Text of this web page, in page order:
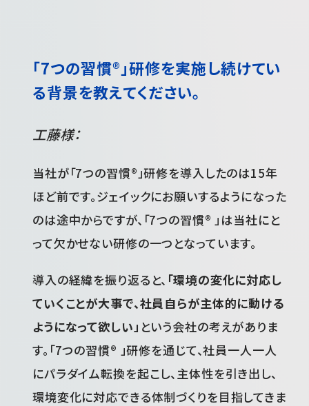
「7つの習慣®」研修を実施し続けてい
る背景を教えてください。
工藤様：
当社が「7つの習慣®」研修を導入したのは15年
ほど前です。ジェイックにお願いするようになった
のは途中からですが、「7つの習慣® 」は当社にと
って欠かせない研修の一つとなっています。
導入の経緯を振り返ると、 「環境の変化に対応し
ていくことが大事で、社員自らが主体的に動ける
ようになって欲しい」 という会社の考えがありま
す。「7つの習慣® 」研修を通じて、社員一人一人
にパラダイム転換を起こし、主体性を引き出し、
環境変化に対応できる体制づくりを目指してきま